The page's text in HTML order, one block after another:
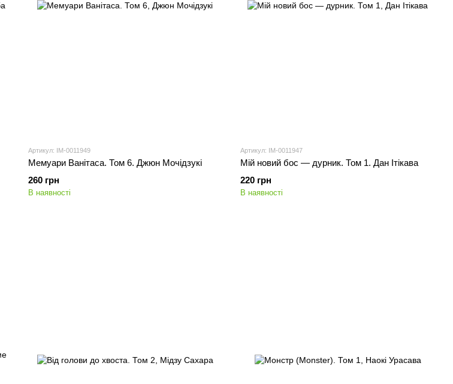
Артикул: IM-0011949
Мемуари Ванітаса. Том 6. Джюн Мочідзукі
260 грн
В наявності
Артикул: IM-0011947
Мій новий бос — дурник. Том 1. Дан Ітікава
220 грн
В наявності